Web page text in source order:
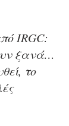
IRGC:
ξανά…
το